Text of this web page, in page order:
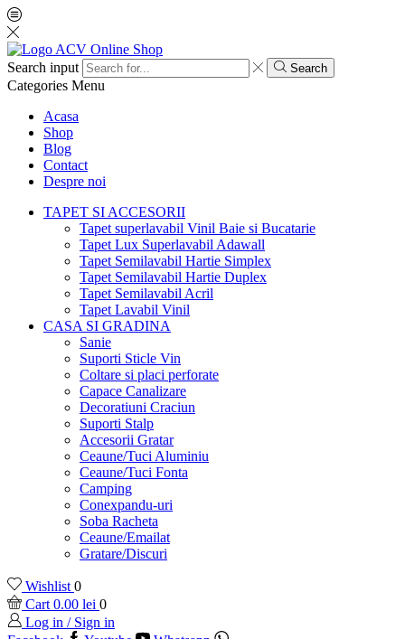
Search input Search
Categories Menu
Acasa
Shop
Blog
Contact
Despre noi
TAPET SI ACCESORII
Tapet superlavabil Vinil Baie si Bucatarie
Tapet Lux Superlavabil Adawall
Tapet Semilavabil Hartie Simplex
Tapet Semilavabil Hartie Duplex
Tapet Semilavabil Acril
Tapet Lavabil Vinil
CASA SI GRADINA
Sanie
Suporti Sticle Vin
Coltare si placi perforate
Capace Canalizare
Decoratiuni Craciun
Suporti Stalp
Accesorii Gratar
Ceaune/Tuci Aluminiu
Ceaune/Tuci Fonta
Camping
Conexpandu-uri
Soba Racheta
Ceaune/Emailat
Gratare/Discuri
Wishlist 0
Cart 0.00 lei 0
Log in / Sign in